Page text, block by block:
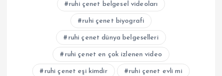
ruhi çenet belgesel videoları
ruhi çenet biyografi
ruhi çenet dünya belgeselleri
ruhi çenet en çok izlenen video
ruhi çenet eşi kimdir ruhi çenet evli mi